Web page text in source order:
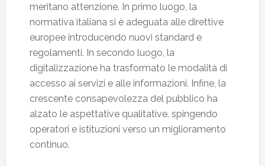
meritano attenzione. In primo luogo, la
normativa italiana si è adeguata alle direttive
europee introducendo nuovi standard e
regolamenti. In secondo luogo, la
digitalizzazione ha trasformato le modalità di
accesso ai servizi e alle informazioni. Infine, la
crescente consapevolezza del pubblico ha
alzato le aspettative qualitative, spingendo
operatori e istituzioni verso un miglioramento
continuo.